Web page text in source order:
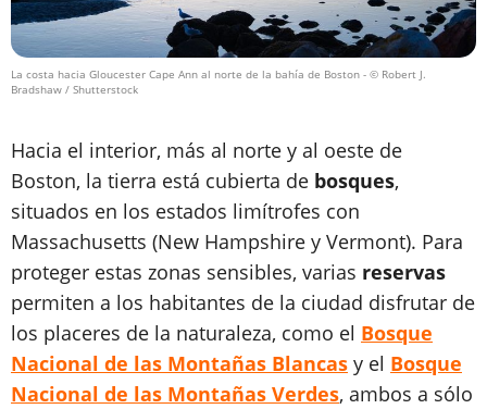
La costa hacia Gloucester Cape Ann al norte de la bahía de Boston - © Robert J.
Bradshaw / Shutterstock
Hacia el interior, más al norte y al oeste de
Boston, la tierra está cubierta de bosques,
situados en los estados limítrofes con
Massachusetts (New Hampshire y Vermont). Para
proteger estas zonas sensibles, varias reservas
permiten a los habitantes de la ciudad disfrutar de
los placeres de la naturaleza, como el Bosque
Nacional de las Montañas Blancas y el Bosque
Nacional de las Montañas Verdes, ambos a sólo